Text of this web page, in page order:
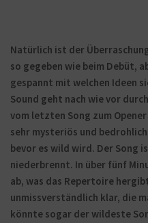
Natürlich ist der
so gegeben wie beim Debüt,
gespannt mit welchen Ideen
Sound geht nach wie vor
vom letzten Song zum
sehr mysteriös und
bevor es wild wird. Der Song
niederbrennt. In über fünf
ab, was das Repertoire
unmissverständlich klar, die
könnte sogar der wildeste